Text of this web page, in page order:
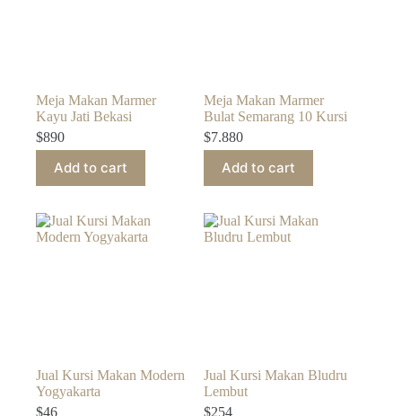
Meja Makan Marmer
Kayu Jati Bekasi
$890
Add to cart
Meja Makan Marmer
Bulat Semarang 10 Kursi
$7.880
Add to cart
Jual Kursi Makan Modern
Yogyakarta
$46
Jual Kursi Makan Bludru
Lembut
$254